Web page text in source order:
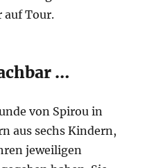
auf Tour.
…
von Spirou in
aus sechs Kindern,
jeweiligen